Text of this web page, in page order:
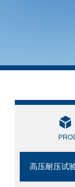
高压耐压试